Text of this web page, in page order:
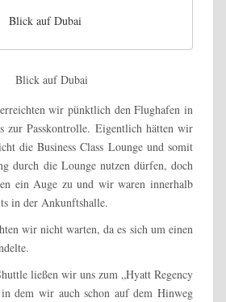
Blick auf Dubai
wir pünktlich den Flughafen in
zur Passkontrolle. Eigentlich hätten wir
die Business Class Lounge und somit
durch die Lounge nutzen dürfen, doch
ein Auge zu und wir waren innerhalb
in der Ankunftshalle.
wir nicht warten, da es sich um einen
ließen wir uns zum „Hyatt Regency
dem wir auch schon auf dem Hinweg